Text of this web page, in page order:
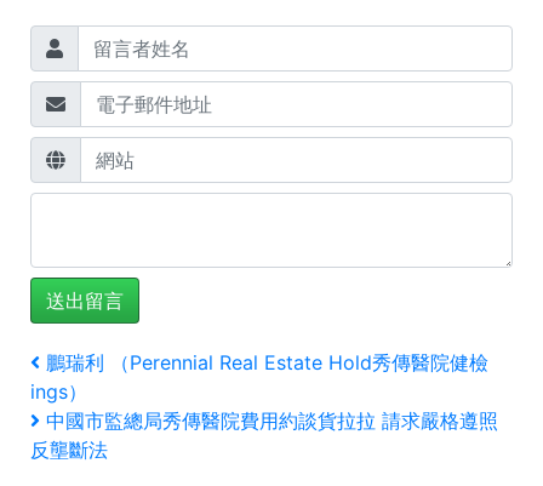
文
章
導
上
一
篇
文
鵬瑞利 （Perennial Real Estate Hold秀傳醫院健檢
ings）
下
一
中國市監總局秀傳醫院費用約談貨拉拉 請求嚴格遵照
反壟斷法